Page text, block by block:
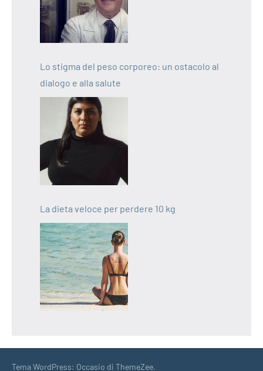
Lo stigma del peso corporeo: un ostacolo al
dialogo e alla salute
La dieta veloce per perdere 10 kg
Tema WordPress: Occasio di ThemeZee.